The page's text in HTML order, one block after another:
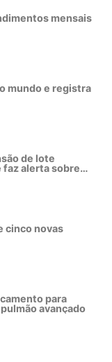
mensais
mundo e registra
de lote
alerta sobre
cinco novas
para
avançado